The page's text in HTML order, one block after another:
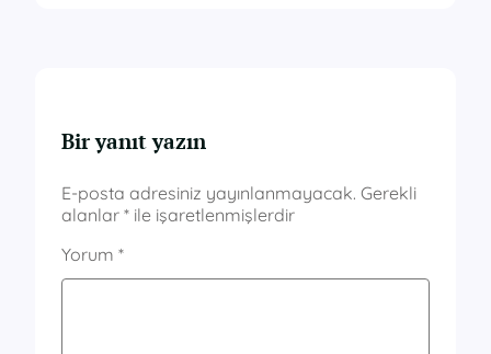
Bir yanıt yazın
E-posta adresiniz yayınlanmayacak. Gerekli
alanlar * ile işaretlenmişlerdir
Yorum *